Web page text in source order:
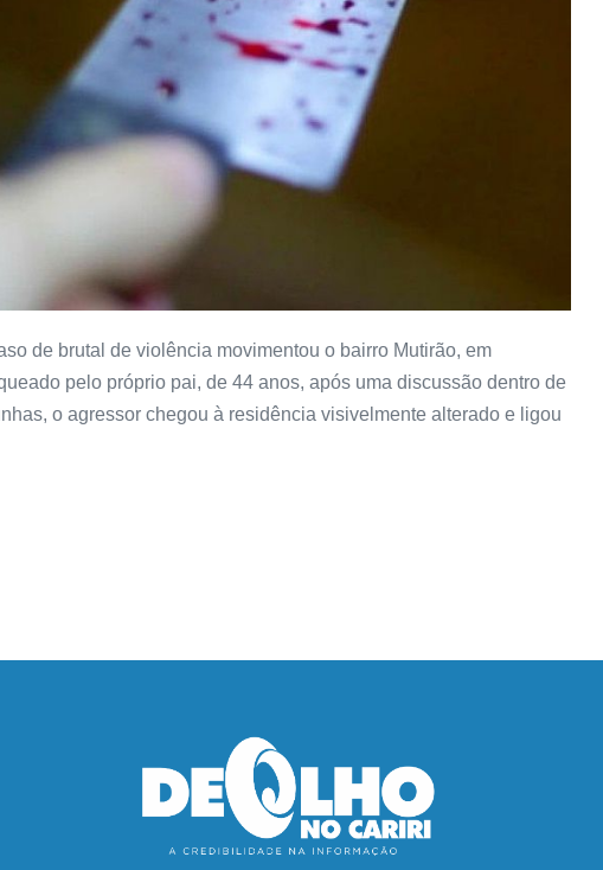
de brutal de violência movimentou o bairro Mutirão, em
pelo próprio pai, de 44 anos, após uma discussão dentro de
o agressor chegou à residência visivelmente alterado e ligou